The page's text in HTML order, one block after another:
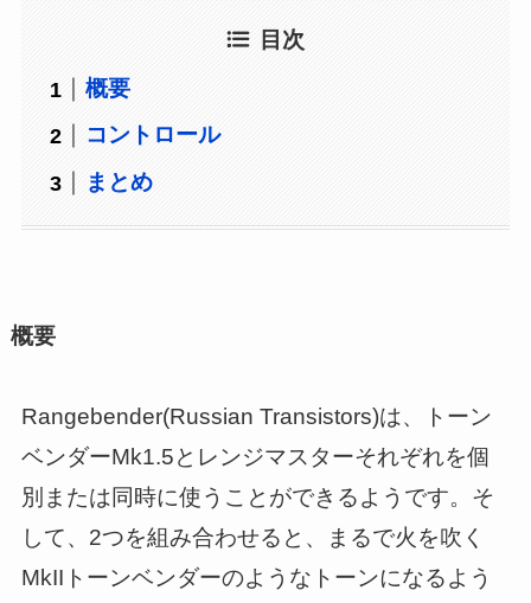
目次
概要
コントロール
まとめ
概要
Rangebender(Russian Transistors)は、トーン
ベンダーMk1.5とレンジマスターそれぞれを個
別または同時に使うことができるようです。そ
して、2つを組み合わせると、まるで火を吹く
MkIIトーンベンダーのようなトーンになるよう